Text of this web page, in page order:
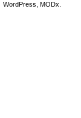
WordPress, MODx.